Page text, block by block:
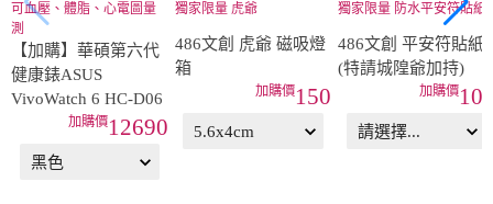
測
【加購】華碩第六代
健康錶ASUS
VivoWatch 6 HC-D06
12690
箱
486文創 平安符貼紙
(特請城隍爺加持)